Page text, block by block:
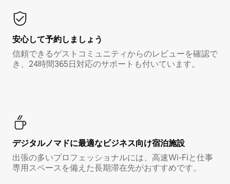
安心して予約しましょう
信頼できるゲストコミュニティからのレビューを確認で
き、24時間365日対応のサポートも付いています。
デジタルノマド⁠に最⁠適⁠なビ⁠ジ⁠ネ⁠ス⁠向⁠け宿⁠泊⁠施⁠設
出張の多いプロフェッショナルには、高速Wi-Fiと仕事
専用スペースを備えた長期滞在先がおすすめです。